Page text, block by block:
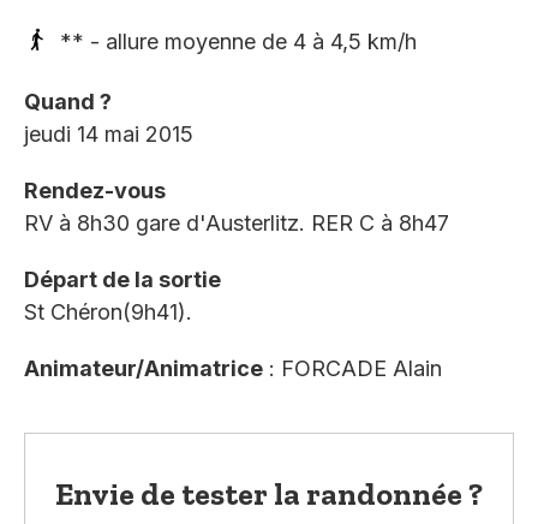
** - allure moyenne de 4 à 4,5 km/h
Quand ?
jeudi 14 mai 2015
Rendez-vous
RV à 8h30 gare d'Austerlitz. RER C à 8h47
Départ de la sortie
St Chéron(9h41).
Animateur/Animatrice : FORCADE Alain
Envie de tester la randonnée ?